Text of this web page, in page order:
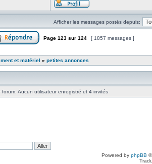
Afficher les messages postés depuis:
Page 123 sur 124 [ 1857 messages ]
et matériel » petites annonces
Aucun utilisateur enregistré et 4 invités
Powered by phpBB